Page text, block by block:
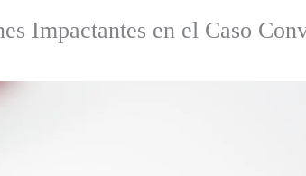
Impactantes en el Caso